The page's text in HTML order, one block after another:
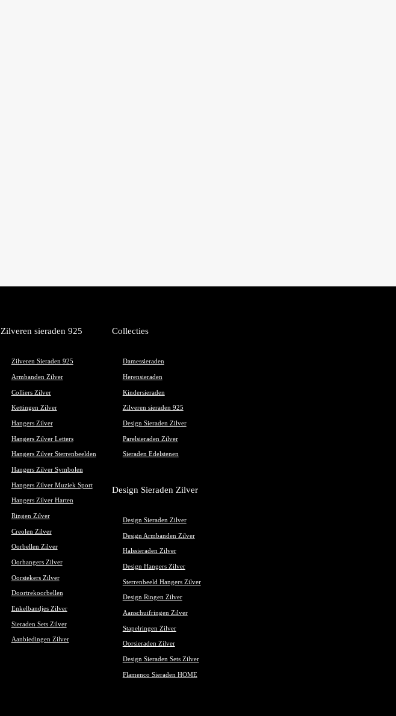
Zilveren sieraden 925
Zilveren Sieraden 925
Armbanden Zilver
Colliers Zilver
Kettingen Zilver
Hangers Zilver
Hangers Zilver Letters
Hangers Zilver Sterrenbeelden
Hangers Zilver Symbolen
Hangers Zilver Muziek Sport
Hangers Zilver Harten
Ringen Zilver
Creolen Zilver
Oorbellen Zilver
Oorhangers Zilver
Oorstekers Zilver
Doortrekoorbellen
Enkelbandjes Zilver
Sieraden Sets Zilver
Aanbiedingen Zilver
Collecties
Damessieraden
Herensieraden
Kindersieraden
Zilveren sieraden 925
Design Sieraden Zilver
Parelsieraden Zilver
Sieraden Edelstenen
Design Sieraden Zilver
Design Sieraden Zilver
Design Armbanden Zilver
Halssieraden Zilver
Design Hangers Zilver
Sterrenbeeld Hangers Zilver
Design Ringen Zilver
Aanschuifringen Zilver
Stapelringen Zilver
Oorsieraden Zilver
Design Sieraden Sets Zilver
Flamenco Sieraden HOME